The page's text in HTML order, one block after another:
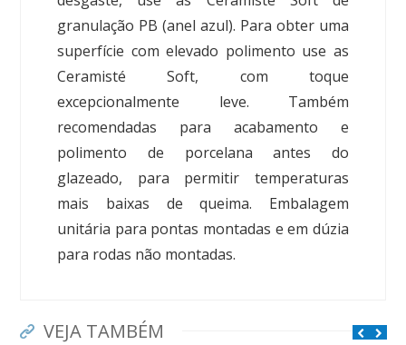
granulação PB (anel azul). Para obter uma
superfície com elevado polimento use as
Ceramisté Soft, com toque
excepcionalmente leve. Também
recomendadas para acabamento e
polimento de porcelana antes do
glazeado, para permitir temperaturas
mais baixas de queima. Embalagem
unitária para pontas montadas e em dúzia
para rodas não montadas.
VEJA TAMBÉM